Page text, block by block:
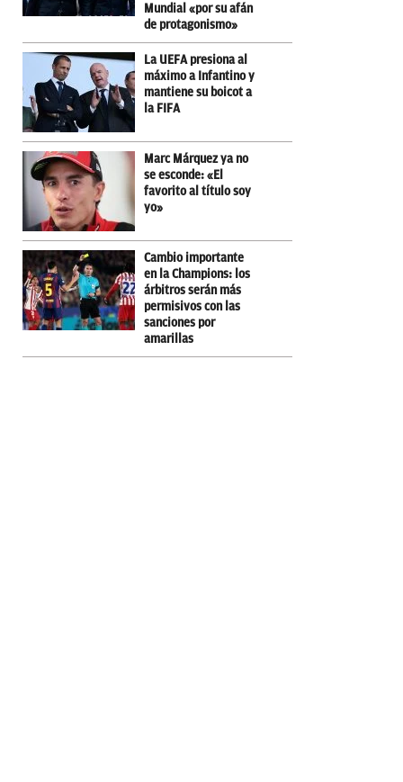
Mundial «por su afán
de protagonismo»
La UEFA presiona al
máximo a Infantino y
mantiene su boicot a
la FIFA
Marc Márquez ya no
se esconde: «El
favorito al título soy
yo»
Cambio importante
en la Champions: los
árbitros serán más
permisivos con las
sanciones por
amarillas